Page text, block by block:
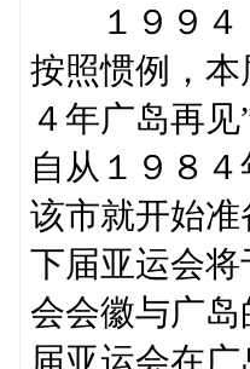
１９９４
按照惯例，
４年广岛再见”
自从１９８
该市就开始
下届亚运会
会会徽与广
届亚运会在